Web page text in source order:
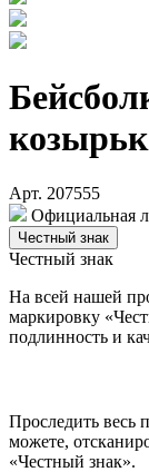
Арт. 207555
Официальная
Честный знак
Честный знак
На всей нашей
маркировку
подлинность и
Проследить весь
можете,
«Честный знак».